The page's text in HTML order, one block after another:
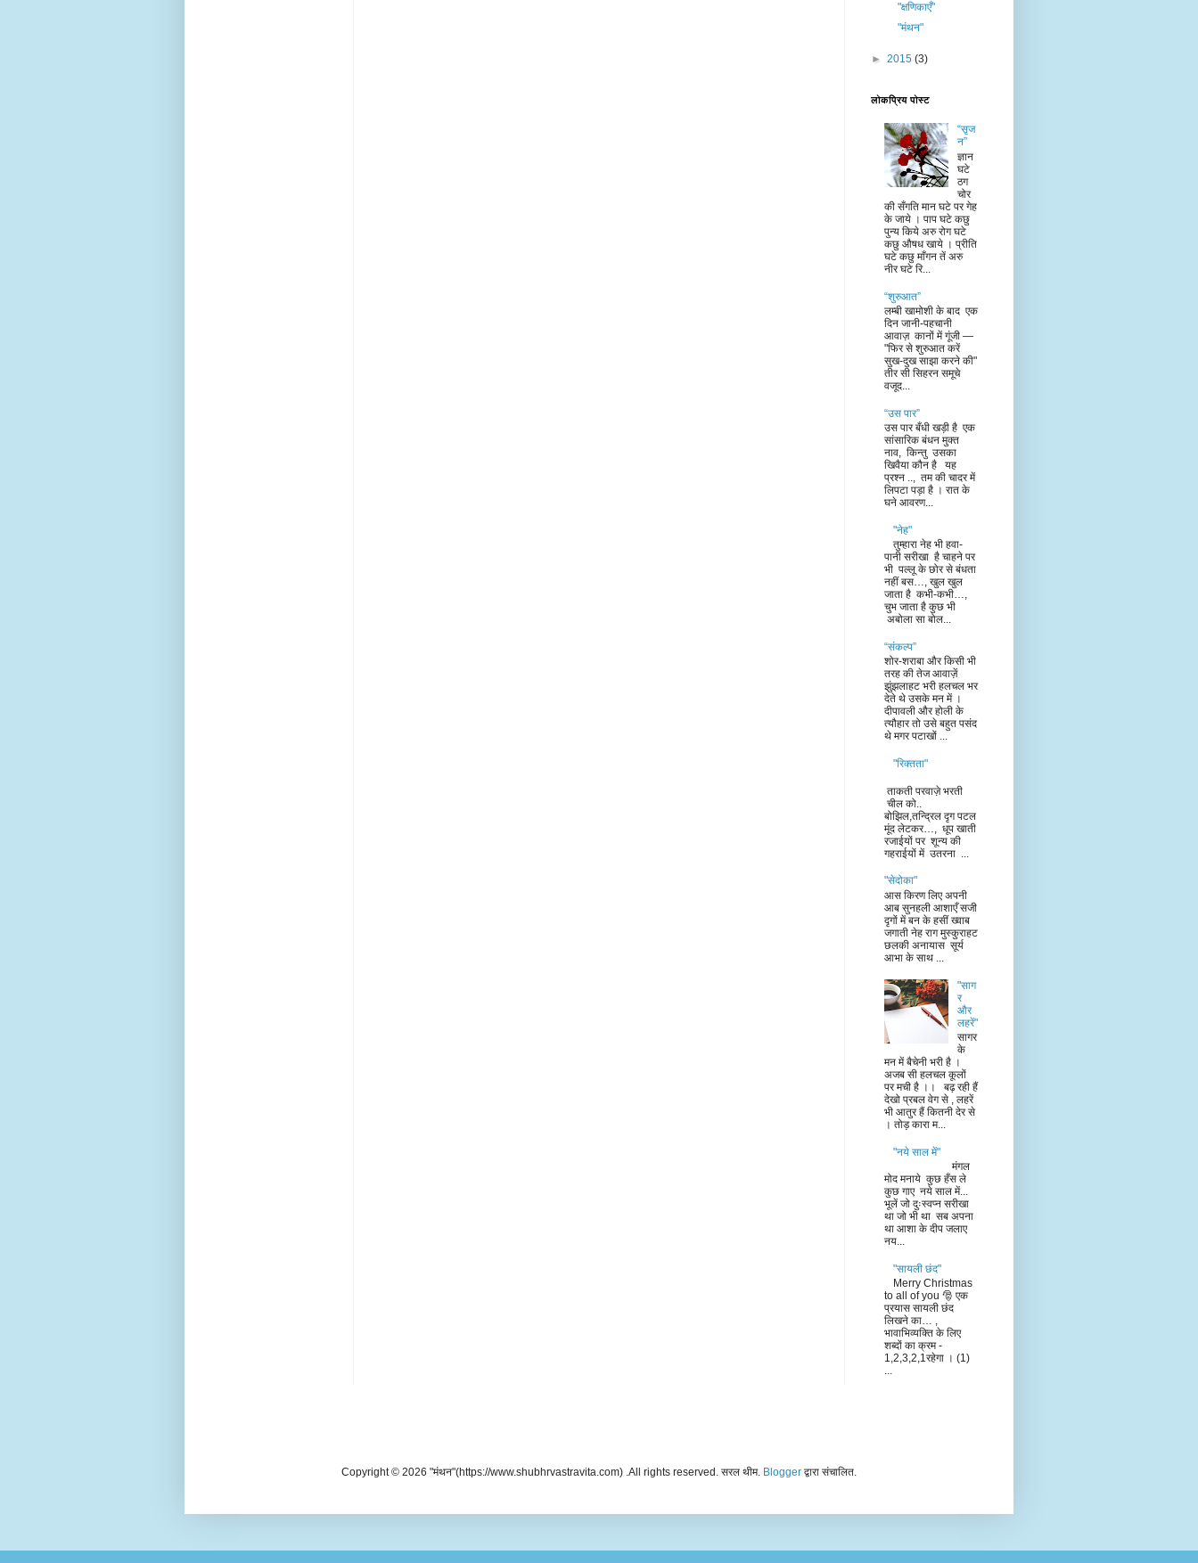
"क्षणिकाएँ"
"मंथन"
► 2015 (3)
लोकप्रिय पोस्ट
“सृज
न”
ज्ञान
घटे
ठग
चोर
की सँगति मान घटे पर गेह
के जाये । पाप घटे कछु
पुन्य किये अरु रोग घटे
कछु औषध खाये । प्रीति
घटे कछु माँगन तें अरु
नीर घटे रि...
“शुरुआत”
लम्बी खामोशी के बाद एक
दिन जानी-पहचानी
आवाज़ कानों में गूंजी —
"फिर से शुरुआत करें
सुख-दुख साझा करने की"
तीर सी सिहरन समूचे
वजूद...
“उस पार”
उस पार बँधी खड़ी है एक
सांसारिक बंधन मुक्त
नाव, किन्तु उसका
खिवैया कौन है यह
प्रश्न .., तम की चादर में
लिपटा पड़ा है । रात के
घने आवरण...
"नेह"
तुम्हारा नेह भी हवा-
पानी सरीखा है चाहने पर
भी पल्लू के छोर से बंधता
नहीं बस…, खुल खुल
जाता है कभी-कभी…,
चुभ जाता है कुछ भी
अबोला सा बोल...
“संकल्प”
शोर-शराबा और किसी भी
तरह की तेज आवाज़ें
झुंझलाहट भरी हलचल भर
देते थे उसके मन में ।
दीपावली और होली के
त्यौहार तो उसे बहुत पसंद
थे मगर पटाखों ...
"रिक्तता"
ताकती परवाज़े भरती
चील को..
बोझिल,तन्द्रिल दृग पटल
मूंद लेटकर…, धूप खाती
रजाईयों पर शून्य की
गहराईयों में उतरना ...
"सेदोका"
आस किरण लिए अपनी
आब सुनहली आशाएँ सजी
दृगों में बन के हसीं ख्वाब
जगाती नेह राग मुस्कुराहट
छलकी अनायास सूर्य
आभा के साथ ...
"साग
र
और
लहरें"
सागर
के
मन में बैचेनी भरी है ।
अजब सी हलचल कूलों
पर मची है ।। बढ़ रही हैं
देखो प्रबल वेग से , लहरें
भी आतुर हैं कितनी देर से
। तोड़ कारा म...
"नये साल में"
मंगल
मोद मनाये कुछ हँस ले
कुछ गाए नये साल में...
भूलें जो दुःस्वप्न सरीखा
था जो भी था सब अपना
था आशा के दीप जलाए
नय...
"सायली छंद"
Merry Christmas
to all of you 🎅 एक
प्रयास सायली छंद
लिखने का… ,
भावाभिव्यक्ति के लिए
शब्दों का क्रम -
1,2,3,2,1रहेगा । (1)
...
Copyright © 2026 "मंथन"(https://www.shubhrvastravita.com) .All rights reserved. सरल थीम. Blogger द्वारा संचालित.